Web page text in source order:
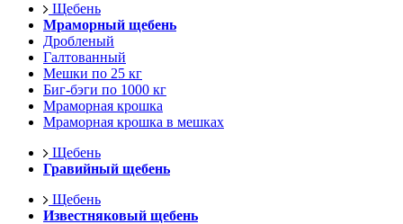
Щебень
Мраморный щебень
Дробленый
Галтованный
Мешки по 25 кг
Биг-бэги по 1000 кг
Мраморная крошка
Мраморная крошка в мешках
Щебень
Гравийный щебень
Щебень
Известняковый щебень